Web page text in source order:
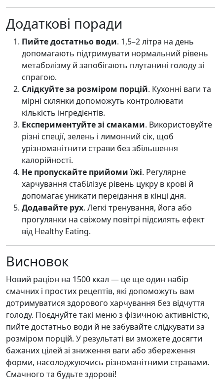
Додаткові поради
Пийте достатньо води. 1,5–2 літра на день
допомагають підтримувати нормальний рівень
метаболізму й запобігають плутанині голоду зі
спрагою.
Слідкуйте за розміром порцій. Кухонні ваги та
мірні склянки допоможуть контролювати
кількість інгредієнтів.
Експериментуйте зі смаками. Використовуйте
різні спеції, зелень і лимонний сік, щоб
урізноманітнити страви без збільшення
калорійності.
Не пропускайте прийоми їжі. Регулярне
харчування стабілізує рівень цукру в крові й
допомагає уникати переїдання в кінці дня.
Додавайте рух. Легкі тренування, йога або
прогулянки на свіжому повітрі підсилять ефект
від Healthy Eating.
Висновок
Новий раціон на 1500 ккал — це ще один набір
смачних і простих рецептів, які допоможуть вам
дотримуватися здорового харчування без відчуття
голоду. Поєднуйте такі меню з фізичною активністю,
пийте достатньо води й не забувайте слідкувати за
розміром порцій. У результаті ви зможете досягти
бажаних цілей зі зниження ваги або збереження
форми, насолоджуючись різноманітними стравами.
Смачного та будьте здорові!